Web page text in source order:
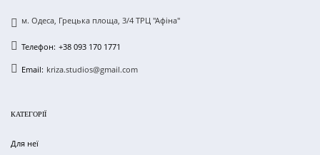
м. Одеса, Грецька площа, 3/4 ТРЦ "Афіна"
Телефон: +38 093 170 1771
Email: kriza.studios@gmail.com
КАТЕГОРІЇ
Для неї